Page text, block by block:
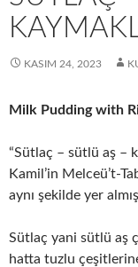
KASIM 24, 2023
Milk Pudding with
“Sütlaç – sütlü aş –
Kamil’in Melceü’t-
aynı şekilde yer
Sütlaç yani sütlü aş
hatta tuzlu